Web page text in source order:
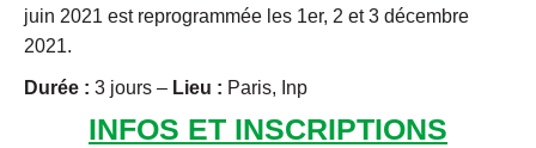
juin 2021 est reprogrammée les 1er, 2 et 3 décembre
2021.
Durée : 3 jours – Lieu : Paris, Inp
INFOS ET INSCRIPTIONS